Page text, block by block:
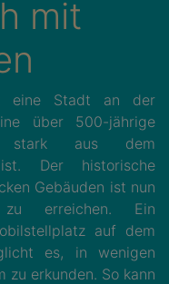
mit
eine Stadt an der
über 500-jährige
stark aus dem
Der historische
Gebäuden ist nun
erreichen. Ein
auf dem
es, in wenigen
zu erkunden. So kann